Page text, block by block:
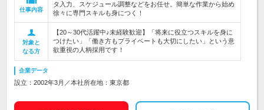
仕事内容
タ入力、スケジュール調整などをお任せ。簡単な作業から始め
徐々に専門スキルも身につく！
対象と
なる方
【20～30代活躍中♪未経験歓迎】「将来に役立つスキルを身に
つけたい」「働き方もプライベートも大切にしたい」という意
欲重視の人柄採用です！
企業データ
設立：2002年3月／本社所在地：東京都